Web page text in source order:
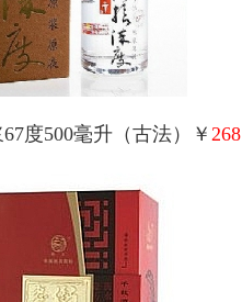
度500毫升（古法）￥ 268